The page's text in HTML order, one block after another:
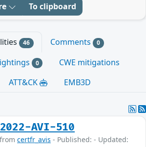
To clipboard
46 Comments 0
0
CWE mitigations
ATT&CK EMB3D
2022-AVI-510
certfr_avis - Published: - Updated: